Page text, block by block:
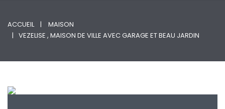
ACCUEIL
MAISON
VEZELISE , MAISON DE VILLE AVEC GARAGE ET BEAU JARDIN